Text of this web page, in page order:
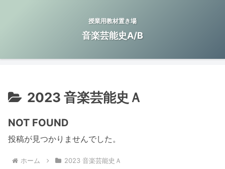
授業用教材置き場
音楽芸能史A/B
2023 音楽芸能史Ａ
NOT FOUND
投稿が見つかりませんでした。
ホーム 2023 音楽芸能史Ａ